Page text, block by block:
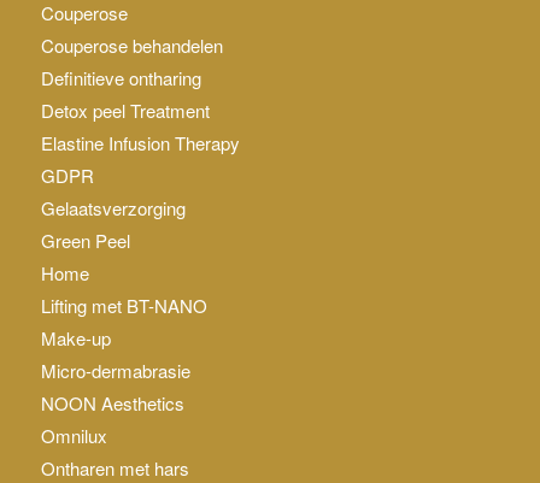
Couperose
Couperose behandelen
Definitieve ontharing
Detox peel Treatment
Elastine Infusion Therapy
GDPR
Gelaatsverzorging
Green Peel
Home
Lifting met BT-NANO
Make-up
Micro-dermabrasie
NOON Aesthetics
Omnilux
Ontharen met hars